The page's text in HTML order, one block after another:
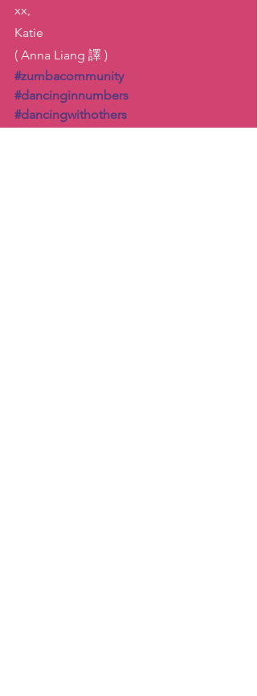
xx,
Katie
( Anna Liang 譯 )
#zumbacommunity
#dancinginnumbers
#dancingwithothers